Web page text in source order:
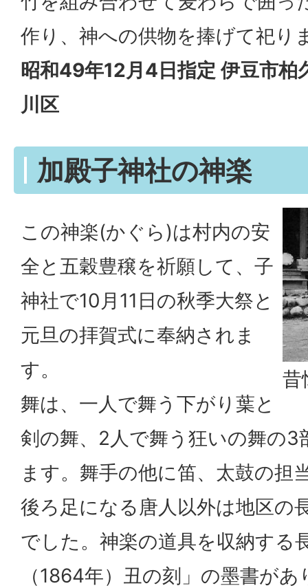
作り、神への供物を捧げて祀り
昭和49年12月4日指定 伊豆市柏
川区
加殿子神社の神楽
昔
この神楽(かぐら)は村内の安
全と五穀豊穣を祈願して、子
神社で10月11日の秋季大祭と
元旦の拝賀式に奉納されま
す。
舞は、一人で舞う下がり葉と
剣の舞、2人で舞う狂いの舞の3
ます。舞手の他に笛、太鼓の担
後ろ足になる唐人以外は地区の
でした。神楽の道具を収納する
（1864年）丑の刻」の墨書が